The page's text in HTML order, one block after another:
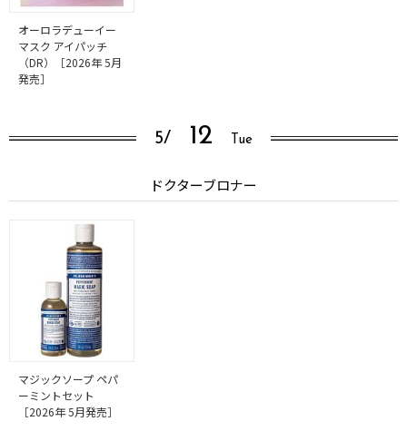
オーロラデューイー
マスク アイパッチ
（DR）［2026年 5月
発売］
5/ 12 Tue
ドクターブロナー
マジックソープ ペパ
ーミントセット
［2026年 5月発売］